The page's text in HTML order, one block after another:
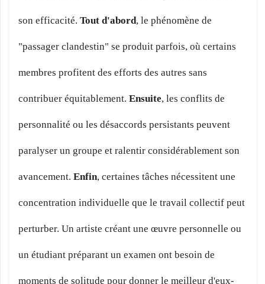
son efficacité. Tout d'abord, le phénomène de
"passager clandestin" se produit parfois, où certains
membres profitent des efforts des autres sans
contribuer équitablement. Ensuite, les conflits de
personnalité ou les désaccords persistants peuvent
paralyser un groupe et ralentir considérablement son
avancement. Enfin, certaines tâches nécessitent une
concentration individuelle que le travail collectif peut
perturber. Un artiste créant une œuvre personnelle ou
un étudiant préparant un examen ont besoin de
moments de solitude pour donner le meilleur d'eux-